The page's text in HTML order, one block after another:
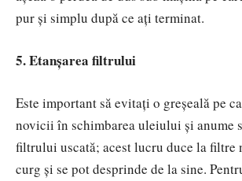
pur și simplu după ce ați terminat.
5. Etanșarea filtrului
Este important să evitați o greșeală pe
novicii în schimbarea uleiului și anume
filtrului uscată; acest lucru duce la filtre
curg și se pot desprinde de la sine.